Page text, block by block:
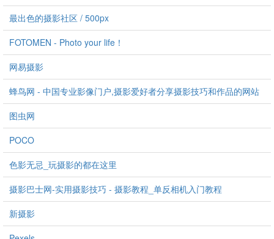
最出色的摄影社区 / 500px
FOTOMEN - Photo your life！
网易摄影
蜂鸟网 - 中国专业影像门户,摄影爱好者分享摄影技巧和作品的网站
图虫网
POCO
色影无忌_玩摄影的都在这里
摄影巴士网-实用摄影技巧 - 摄影教程_单反相机入门教程
新摄影